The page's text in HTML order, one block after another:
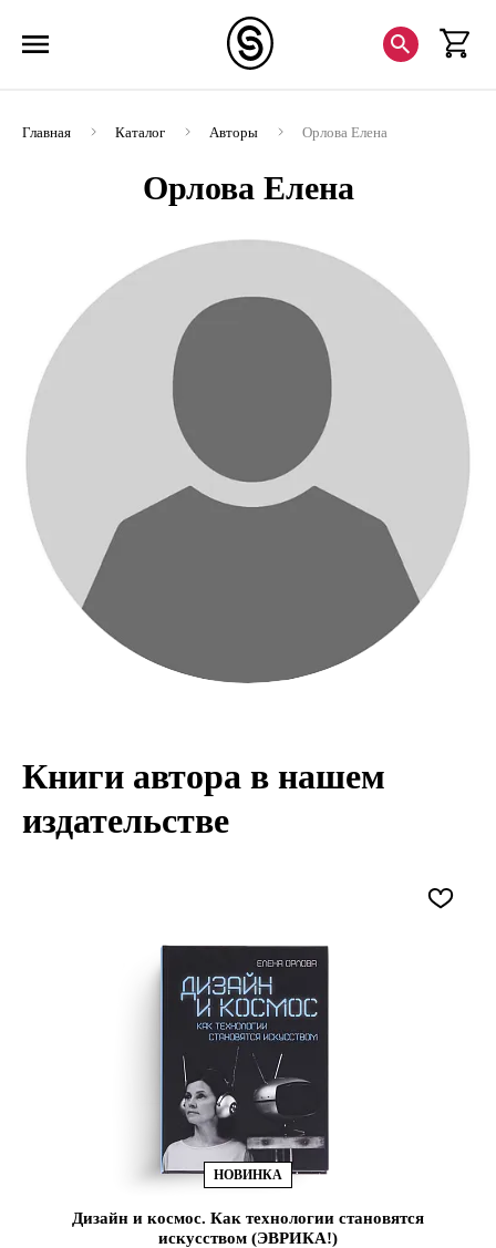
Главная Каталог Авторы Орлова Елена
Орлова Елена
Книги автора в нашем
издательстве
НОВИНКА
Дизайн и космос. Как технологии становятся
искусством (ЭВРИКА!)